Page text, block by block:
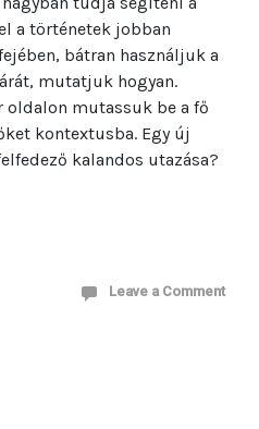
a történetek jobban
bátran használjuk a
mutatjuk hogyan.
oldalon mutassuk be a fő
kontextusba. Egy új
kalandos utazása?
Leave a Comment